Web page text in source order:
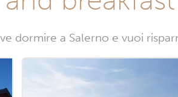
dormire a Salerno e vuoi